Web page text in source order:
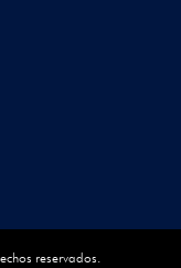
reservados.